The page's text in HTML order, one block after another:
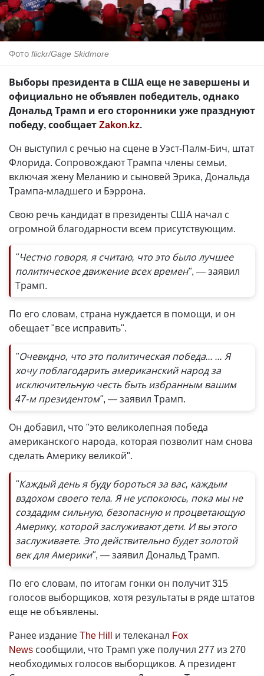
Фото flickr/Gage Skidmore
Выборы президента в США еще не завершены и
официально не объявлен победитель, однако
Дональд Трамп и его сторонники уже празднуют
победу, сообщаетZakon.kz.
Он выступил с речью на сцене в Уэст-Палм-Бич, штат
Флорида. Сопровождают Трампа члены семьи,
включая жену Меланию и сыновей Эрика, Дональда
Трампа-младшего и Бэррона.
Свою речь кандидат в президенты США начал с
огромной благодарности всем присутствующим.
"Честно говоря, я считаю, что это было лучшее
политическое движение всех времен", — заявил
Трамп.
По его словам, страна нуждается в помощи, и он
обещает "все исправить".
"Очевидно, что это политическая победа... ... Я
хочу поблагодарить американский народ за
исключительную честь быть избранным вашим
47-м президентом", — заявил Трамп.
Он добавил, что "это великолепная победа
американского народа, которая позволит нам снова
сделать Америку великой".
"Каждый день я буду бороться за вас, каждым
вздохом своего тела. Я не успокоюсь, пока мы не
создадим сильную, безопасную и процветающую
Америку, которой заслуживают дети. И вы этого
заслуживаете. Это действительно будет золотой
век для Америки", — заявил Дональд Трамп.
По его словам, по итогам гонки он получит 315
голосов выборщиков, хотя результаты в ряде штатов
еще не объявлены.
Ранее изданиеThe Hill и телеканал Fox
News сообщили, что Трамп уже получил 277 из 270
необходимых голосов выборщиков. А президент